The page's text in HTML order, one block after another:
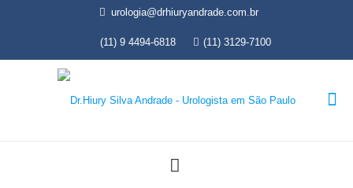
urologia@drhiuryandrade.com.br
(11) 9 4494-6818 (11) 3129-7100